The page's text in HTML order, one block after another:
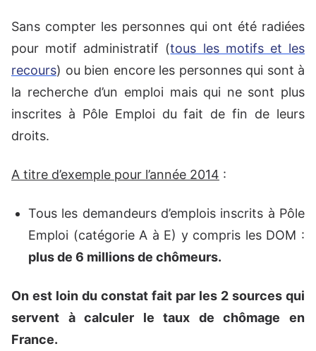
Sans compter les personnes qui ont été radiées
pour motif administratif (tous les motifs et les
recours) ou bien encore les personnes qui sont à
la recherche d’un emploi mais qui ne sont plus
inscrites à Pôle Emploi du fait de fin de leurs
droits.
A titre d’exemple pour l’année 2014 :
Tous les demandeurs d’emplois inscrits à Pôle
Emploi (catégorie A à E) y compris les DOM :
plus de 6 millions de chômeurs.
On est loin du constat fait par les 2 sources qui
servent à calculer le taux de chômage en
France.